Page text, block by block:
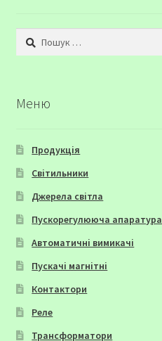
Пошук:
Меню
Продукція
Світильники
Джерела світла
Пускорегулююча апаратура
Автоматичні вимикачі
Пускачі магнітні
Контактори
Реле
Трансформатори